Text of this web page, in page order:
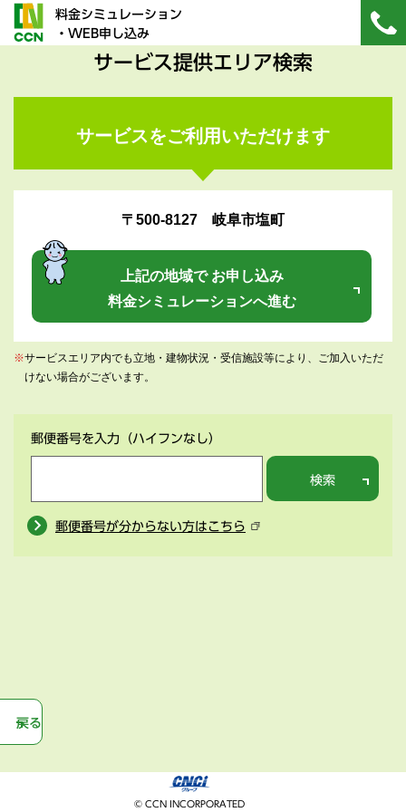
料金シミュレーション
・WEB申し込み
サービス提供エリア検索
サービスをご利用いただけます
〒500-8127 岐阜市塩町
上記の地域で お申し込み
料金シミュレーションへ進む
※サービスエリア内でも立地・建物状況・受信施設等により、ご加入いただ
けない場合がございます。
郵便番号を入力 （ハイフンなし）
検索
郵便番号が分からない方はこちら
戻る
© CCN INCORPORATED